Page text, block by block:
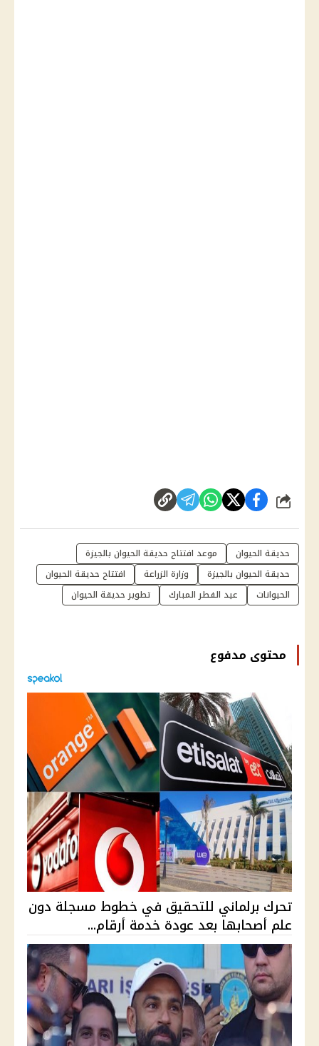
شارك
حديقة الحيوان
موعد افتتاح حديقة الحيوان بالجيزة
حديقة الحيوان بالجيزة
وزارة الزراعة
افتتاح حديقة الحيوان
الحيوانات
عيد الفطر المبارك تطوير حديقة الحيوان
محتوى مدفوع
تحرك برلماني للتحقيق في خطوط مسجلة دون
علم أصحابها بعد عودة خدمة أرقام...